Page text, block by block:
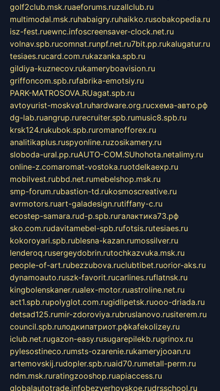
golf2club.msk.ruaeforums.ruzallclub.ru
multimodal.msk.ruhabaigry.ruhaikko.rusobakopedia.ru
isz-fest.ruewnc.infoscreensaver-clock.net.ru
volnav.spb.rucomnat.runpf.net.ru7bit.pp.rukalugatur.ru
tesiaes.rucard.com.rukazanka.spb.ru
gildiya-kuznecov.rukameryboavision.ru
griffoncom.spb.rufabrika-emotsiy.ru
PARK-MATROSOVA.RUagat.spb.ru
avtoyurist-moskva1.ruhardware.org.ruсхема-авто.рф
dg-lab.ruangrup.rurecruiter.spb.rumusic8.spb.ru
krsk124.rukubok.spb.ruromanofforex.ru
analitikaplus.ruspyonline.ruzosikamery.ru
sloboda-ural.pp.ruAUTO-COM.SUhohota.netalimy.ru
online-z.comaromat-vostoka.ruotdelkaexp.ru
mobilvest.rubbd.net.rumebelshop.msk.ru
smp-forum.rubastion-td.rukosmoscreative.ru
avrmotors.ruart-galadesign.rutiffany-c.ru
ecostep-samara.rud-p.spb.ruгалактика73.рф
sko.com.rudavitamebel-spb.rufotsis.rutesiaes.ru
kokoroyari.spb.rublesna-kazan.rumossilver.ru
lenderoq.rusergeydobrin.rutochkazvuka.msk.ru
people-of-art.rubezzubova.ruclubtibet.ruorior-aks.ru
dynamoauto.ruszk-favorit.rucarlines.ruflatnsk.ru
kingbolenskaner.rualex-motor.ruastroline.net.ru
act1.spb.rupolyglot.com.rugidlipetsk.ruooo-driada.ru
detsad125.rumir-zdoroviya.rubruslanovo.rusiterem.ru
council.spb.ruлодкипатриот.рфkafekolizey.ru
iclub.net.rugazon-easy.rusugarepilekb.rugrinox.ru
pylesostineco.rumsts-ozarenie.rukameryjooan.ru
artemovskij.rudopler.spb.ruaid70.rumetall-perm.ru
ndm.msk.ruratingzooshop.ruapiaccess.ru
globalautotrade.infobezverhovskoe.rudrsschool.ru